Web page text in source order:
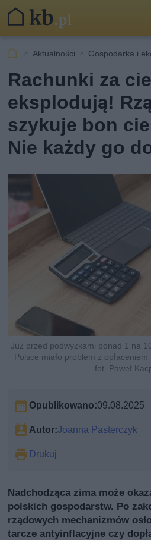
Aktualności Gospodarka i
Rachunki za
eksplodują!
szykuje bon
Nie każdy go
Już przed podwyżkami ponad 1 na
Polsce miało problem z
fot. Paweł
Opublikowano:09.08.2025
Autor:Joanna Pasterczyk
Drukuj
Nadchodząca zima może
polskich gospodarstw. Po
rządowych mechanizmów
tarcze antyinflacyjne czy